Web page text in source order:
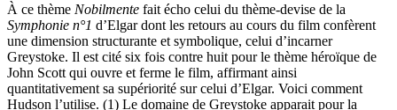
À ce thème Nobilmente fait écho celui du thème-devise de la
Symphonie n°1 d’Elgar dont les retours au cours du film confèrent
une dimension structurante et symbolique, celui d’incarner
Greystoke. Il est cité six fois contre huit pour le thème héroïque de
John Scott qui ouvre et ferme le film, affirmant ainsi
quantitativement sa supériorité sur celui d’Elgar. Voici comment
Hudson l’utilise. (1) Le domaine de Greystoke apparait pour la